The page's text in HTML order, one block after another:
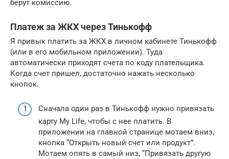
берут комиссию.
Платеж за ЖКХ через Тинькофф
Я привык платить за ЖКХ в личном кабинете Тинькофф
(или в его мобильном приложении). Туда
автоматически приходят счета по коду плательщика.
Когда счет пришел, достаточно нажать несколько
кнопок.
Сначала один раз в Тинькофф нужно привязать
карту My Life, чтобы с нее платить. В
приложении на главной странице мотаем вниз,
кнопка “Открыть новый счет или продукт”.
Мотаем опять в самый низ, “Привязать другую